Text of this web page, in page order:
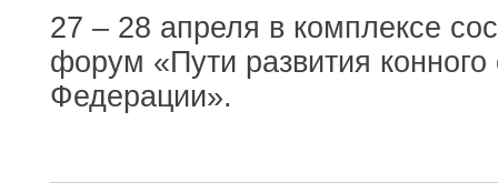
27 – 28 апреля в комплексе
форум «Пути развития конного
Федерации».